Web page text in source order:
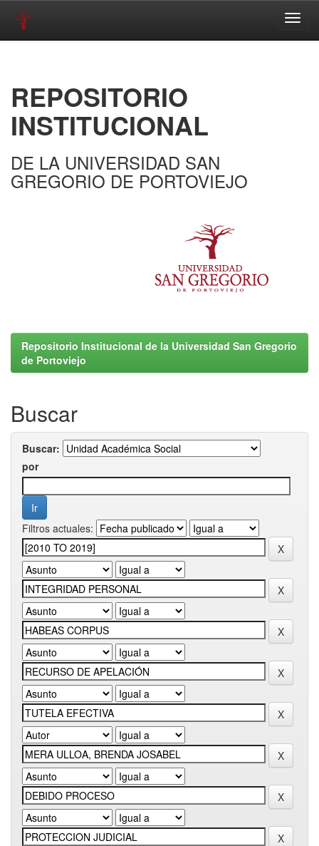
REPOSITORIO
INSTITUCIONAL
DE LA UNIVERSIDAD SAN
GREGORIO DE PORTOVIEJO
Repositorio Institucional de la Universidad San Gregorio
de Portoviejo
Buscar
Buscar:
por
Filtros actuales: